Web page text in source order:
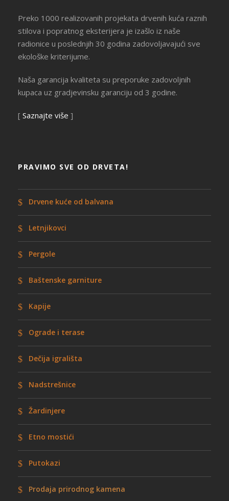
Preko 1000 realizovanih projekata drvenih kuća raznih
stilova i popratnog eksterijera je izašlo iz naše
radionice u poslednjih 30 godina zadovoljavajući sve
ekološke kriterijume.
Naša garancija kvaliteta su preporuke zadovoljnih
kupaca uz gradjevinsku garanciju od 3 godine.
[ Saznajte više ]
PRAVIMO SVE OD DRVETA!
Drvene kuće od balvana
Letnjikovci
Pergole
Baštenske garniture
Kapije
Ograde i terase
Dečija igrališta
Nadstrešnice
Žardinjere
Etno mostići
Putokazi
Prodaja prirodnog kamena